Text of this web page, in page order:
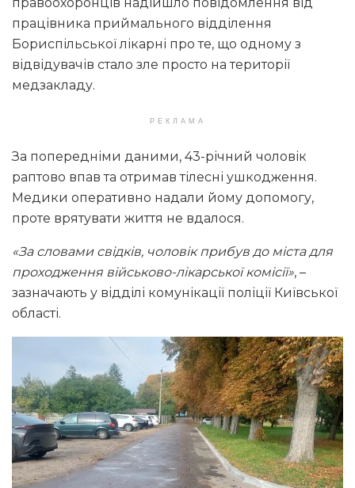
працівника приймального відділення
Бориспільської лікарні про те, що одному з
відвідувачів стало зле просто на території
медзакладу.
РЕКЛАМА
За попередніми даними, 43-річний чоловік
раптово впав та отримав тілесні ушкодження.
Медики оперативно надали йому допомогу,
проте врятувати життя не вдалося.
«За словами свідків, чоловік прибув до міста для
проходження військово-лікарської комісії», –
зазначають у відділі комунікації поліції Київської
області.